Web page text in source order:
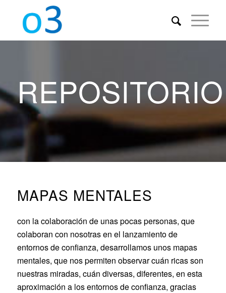
REPOSITORIO
MAPAS MENTALES
con la colaboración de unas pocas personas, que
colaboran con nosotras en el lanzamiento de
entornos de confianza, desarrollamos unos mapas
mentales, que nos permiten observar cuán ricas son
nuestras miradas, cuán diversas, diferentes, en esta
aproximación a los entornos de confianza, gracias